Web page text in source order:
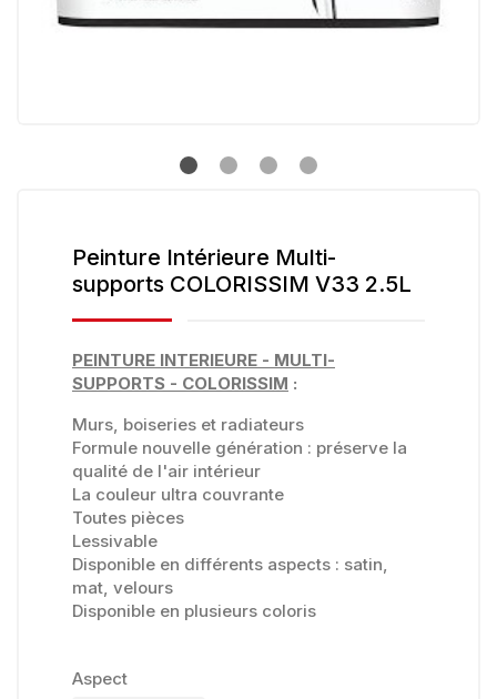
Peinture Intérieure Multi-
supports COLORISSIM V33 2.5L
PEINTURE INTERIEURE - MULTI-
SUPPORTS - COLORISSIM :
Murs, boiseries et radiateurs
Formule nouvelle génération : préserve la
qualité de l'air intérieur
La couleur ultra couvrante
Toutes pièces
Lessivable
Disponible en différents aspects : satin,
mat, velours
Disponible en plusieurs coloris
Aspect